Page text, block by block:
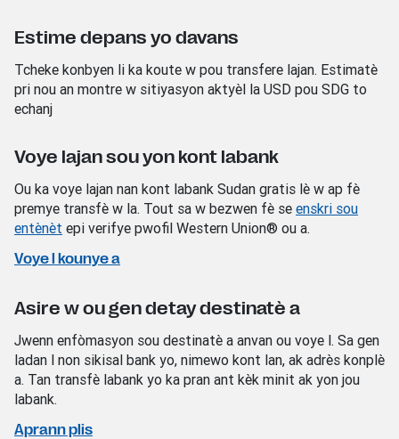
Estime depans yo davans
Tcheke konbyen li ka koute w pou transfere lajan. Estimatè
pri nou an montre w sitiyasyon aktyèl la USD pou SDG to
echanj
Voye lajan sou yon kont labank
Ou ka voye lajan nan kont labank Sudan gratis lè w ap fè
premye transfè w la. Tout sa w bezwen fè se enskri sou
entènèt epi verifye pwofil Western Union® ou a.
Voye l kounye a
Asire w ou gen detay destinatè a
Jwenn enfòmasyon sou destinatè a anvan ou voye l. Sa gen
ladan l non sikisal bank yo, nimewo kont lan, ak adrès konplè
a. Tan transfè labank yo ka pran ant kèk minit ak yon jou
labank.
Aprann plis